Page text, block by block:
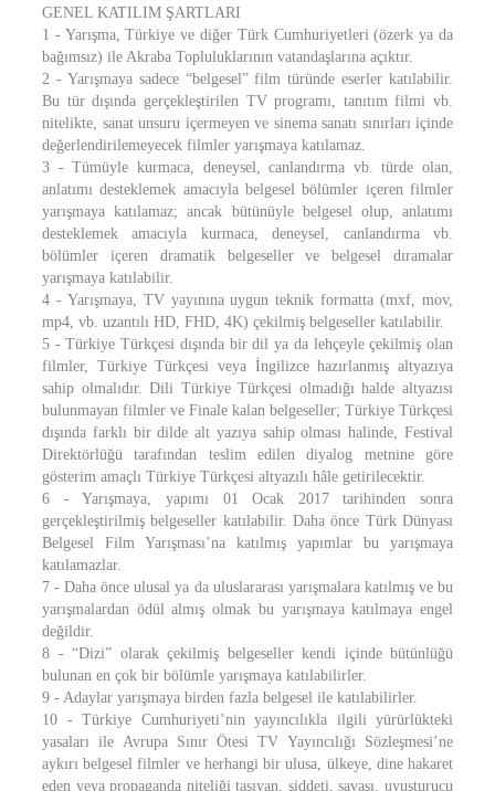
GENEL KATILIM ŞARTLARI
1 - Yarışma, Türkiye ve diğer Türk Cumhuriyetleri (özerk ya da
bağımsız) ile Akraba Topluluklarının vatandaşlarına açıktır.
2 - Yarışmaya sadece “belgesel” film türünde eserler katılabilir.
Bu tür dışında gerçekleştirilen TV programı, tanıtım filmi vb.
nitelikte, sanat unsuru içermeyen ve sinema sanatı sınırları içinde
değerlendirilemeyecek filmler yarışmaya katılamaz.
3 - Tümüyle kurmaca, deneysel, canlandırma vb. türde olan,
anlatımı desteklemek amacıyla belgesel bölümler içeren filmler
yarışmaya katılamaz; ancak bütünüyle belgesel olup, anlatımı
desteklemek amacıyla kurmaca, deneysel, canlandırma vb.
bölümler içeren dramatik belgeseller ve belgesel dıramalar
yarışmaya katılabilir.
4 - Yarışmaya, TV yayınına uygun teknik formatta (mxf, mov,
mp4, vb. uzantılı HD, FHD, 4K) çekilmiş belgeseller katılabilir.
5 - Türkiye Türkçesi dışında bir dil ya da lehçeyle çekilmiş olan
filmler, Türkiye Türkçesi veya İngilizce hazırlanmış altyazıya
sahip olmalıdır. Dili Türkiye Türkçesi olmadığı halde altyazısı
bulunmayan filmler ve Finale kalan belgeseller; Türkiye Türkçesi
dışında farklı bir dilde alt yazıya sahip olması halinde, Festival
Direktörlüğü tarafından teslim edilen diyalog metnine göre
gösterim amaçlı Türkiye Türkçesi altyazılı hâle getirilecektir.
6 - Yarışmaya, yapımı 01 Ocak 2017 tarihinden sonra
gerçekleştirilmiş belgeseller katılabilir. Daha önce Türk Dünyası
Belgesel Film Yarışması’na katılmış yapımlar bu yarışmaya
katılamazlar.
7 - Daha önce ulusal ya da uluslararası yarışmalara katılmış ve bu
yarışmalardan ödül almış olmak bu yarışmaya katılmaya engel
değildir.
8 - “Dizi” olarak çekilmiş belgeseller kendi içinde bütünlüğü
bulunan en çok bir bölümle yarışmaya katılabilirler.
9 - Adaylar yarışmaya birden fazla belgesel ile katılabilirler.
10 - Türkiye Cumhuriyeti’nin yayıncılıkla ilgili yürürlükteki
yasaları ile Avrupa Sınır Ötesi TV Yayıncılığı Sözleşmesi’ne
aykırı belgesel filmler ve herhangi bir ulusa, ülkeye, dine hakaret
eden veya propaganda niteliği taşıyan, şiddeti, savaşı, uyuşturucu